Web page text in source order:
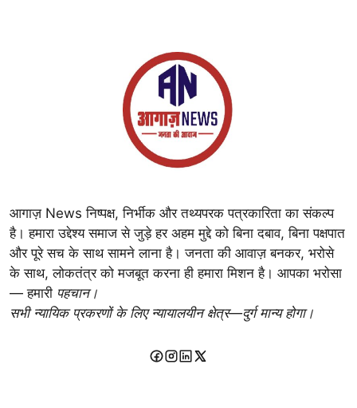
आगाज़ News निष्पक्ष, निर्भीक और तथ्यपरक पत्रकारिता का संकल्प
है। हमारा उद्देश्य समाज से जुड़े हर अहम मुद्दे को बिना दबाव, बिना पक्षपात
और पूरे सच के साथ सामने लाना है। जनता की आवाज़ बनकर, भरोसे
के साथ, लोकतंत्र को मजबूत करना ही हमारा मिशन है। आपका भरोसा
— हमारी पहचान।
सभी न्यायिक प्रकरणों के लिए न्यायालयीन क्षेत्र—दुर्ग मान्य होगा।